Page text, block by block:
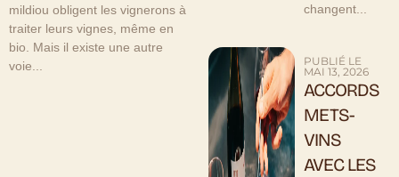
mildiou obligent les vignerons à
traiter leurs vignes, même en
bio. Mais il existe une autre
voie...
changent...
PUBLIÉ LE
MAI 13, 2026
ACCORDS
METS-
VINS
AVEC LES